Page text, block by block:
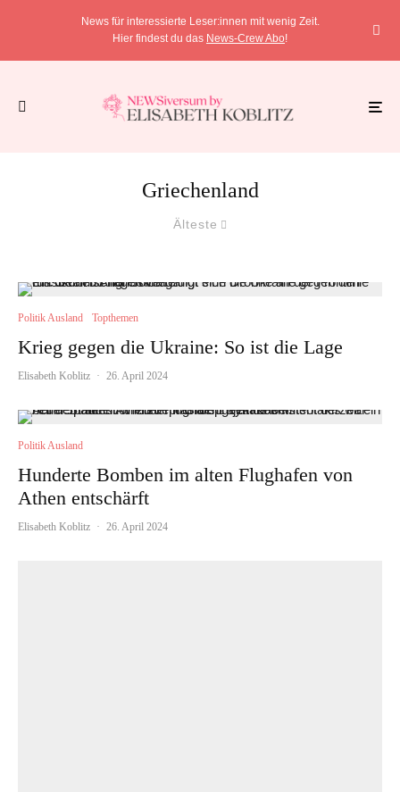
News für interessierte Leser:innen mit wenig Zeit.
Hier findest du das News-Crew Abo!
Griechenland
Älteste
Politik Ausland Topthemen
Krieg gegen die Ukraine: So ist die Lage
Elisabeth Koblitz · 26. April 2024
Politik Ausland
Hunderte Bomben im alten Flughafen von
Athen entschärft
Elisabeth Koblitz · 26. April 2024